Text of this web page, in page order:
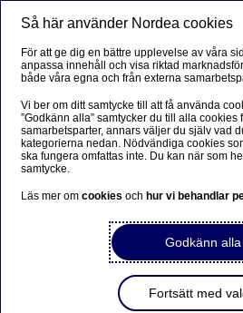
Så här använder Nordea cookies
För att ge dig en bättre upplevelse av våra
anpassa innehåll och visa riktad
både våra egna och från externa
Vi ber om ditt samtycke till att få använda
”Godkänn alla” samtycker du till alla
samarbetsparter, annars väljer du själv vad
kategorierna nedan. Nödvändiga cookies
ska fungera omfattas inte. Du kan när som
samtycke.
Läs mer omcookiesoch hur vi behandlar
Godkänn alla
Fortsätt med